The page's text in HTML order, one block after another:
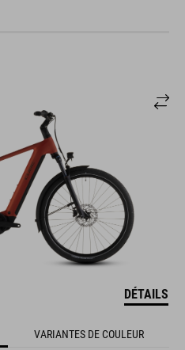
DÉTAILS
VARIANTES DE COULEUR